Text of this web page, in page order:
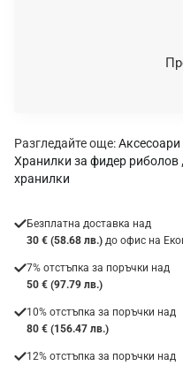
Разгледайте още:
Хранилки за фидер риболов ,
хранилки
Безплатна доставка над
30 € (58.68 лв.) до офис на
7% отстъпка за поръчки над
50 € (97.79 лв.)
10% отстъпка за поръчки над
80 € (156.47 лв.)
12% отстъпка за поръчки над